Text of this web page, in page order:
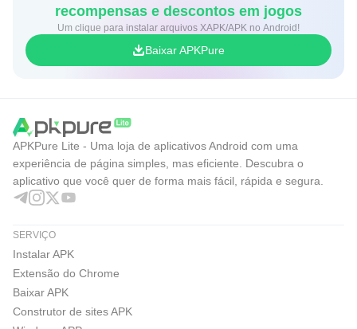
recompensas e descontos em jogos
Um clique para instalar arquivos XAPK/APK no Android!
Baixar APKPure
APKPure Lite - Uma loja de aplicativos Android com uma
experiência de página simples, mas eficiente. Descubra o
aplicativo que você quer de forma mais fácil, rápida e segura.
SERVIÇO
Instalar APK
Extensão do Chrome
Baixar APK
Construtor de sites APK